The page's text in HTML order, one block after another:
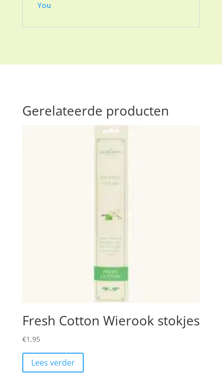
You
Gerelateerde producten
Fresh Cotton Wierook stokjes
€1,95
Lees verder